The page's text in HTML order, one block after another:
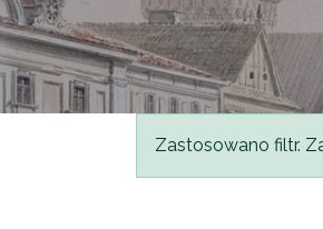
Komunikat
Zastosowano filtr.